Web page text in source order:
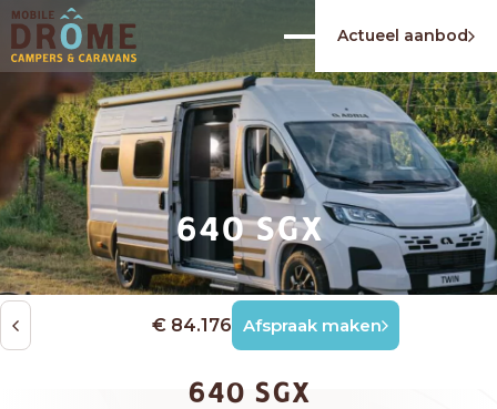
Actueel aanbod
640 SGX
€ 84.176 Afspraak maken
640 SGX